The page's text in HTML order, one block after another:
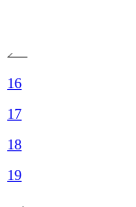
16
17
18
19